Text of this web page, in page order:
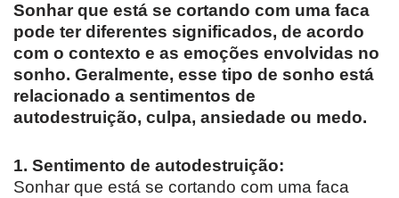
Sonhar que está se cortando com uma faca
pode ter diferentes significados, de acordo
com o contexto e as emoções envolvidas no
sonho. Geralmente, esse tipo de sonho está
relacionado a sentimentos de
autodestruição, culpa, ansiedade ou medo.
1. Sentimento de autodestruição:
Sonhar que está se cortando com uma faca